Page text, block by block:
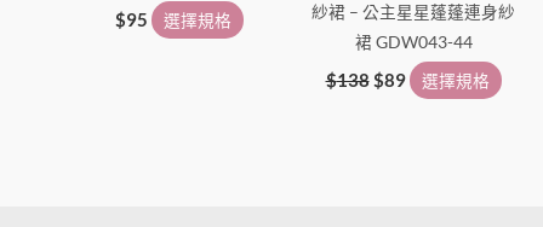
$95 選擇規格
紗裙 – 公主星星蓬蓬連身紗
裙 GDW043-44
$138 $89 選擇規格